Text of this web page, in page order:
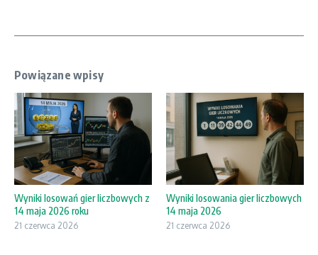
Powiązane wpisy
Wyniki losowań gier liczbowych z
14 maja 2026 roku
21 czerwca 2026
Wyniki losowania gier liczbowych
14 maja 2026
21 czerwca 2026